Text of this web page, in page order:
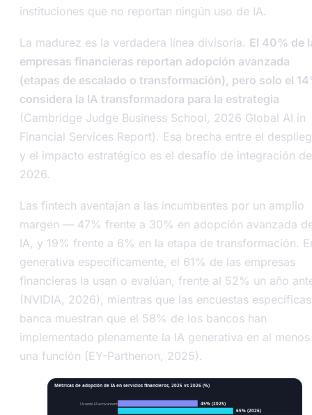
instituciones que no reportan ningún uso de IA.
La madurez es la verdadera línea divisoria. El 40% de
empresas financieras reportan adopción avanzada
(etapas de escalado o transformación), pero solo el
considera la IA transformadora para la estrategia
(Cambridge Judge Business School, 2026 Global AI in
Financial Services Report). Esa brecha entre el
y el impacto estratégico es el desafío de integración de
2026.
Las fintech aventajan a las incumbentes por un amplio
margen — 47% frente a 30% en adopción avanzada
IA, y 19% frente a 6% en la etapa de transformación.
generativa específicamente, el 61% de las empresas
financieras la usan o evalúan, frente al 52% un año
(NVIDIA, 2026), mientras que las encuestas
banca muestran que el 58% de los bancos han
implementado plenamente la IA generativa en al menos
una función (EY-Parthenon, 2025).
Métricas de adopción de IA en servicios financieros, 2025 vs 2026 (%)
Usando IA activamente
45% (2025)
65% (2026)